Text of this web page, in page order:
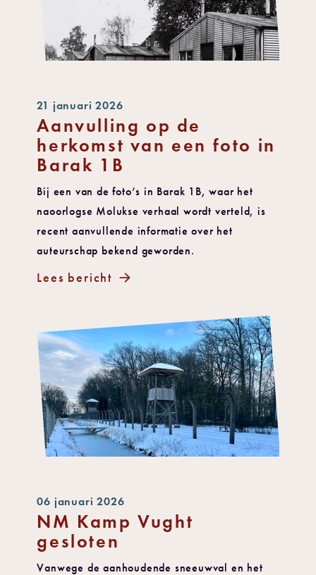
21 januari 2026
Aanvulling op de
herkomst van een foto in
Barak 1B
Bij een van de foto’s in Barak 1B, waar het
naoorlogse Molukse verhaal wordt verteld, is
recent aanvullende informatie over het
auteurschap bekend geworden.
Lees bericht
06 januari 2026
NM Kamp Vught
gesloten
Vanwege de aanhoudende sneeuwval en het